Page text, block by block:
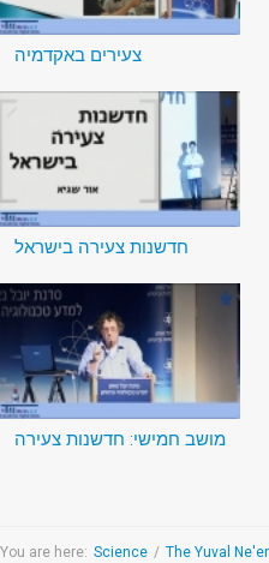
צעירים באקדמיה
חדשנות צעירה בישראל
מושב חמישי: חדשנות צעירה
You are here: Science / The Yuval